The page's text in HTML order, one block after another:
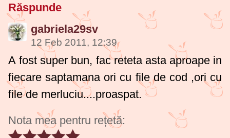
Răspunde
gabriela29sv
12 Feb 2011, 12:39
A fost super bun, fac reteta asta aproape in
fiecare saptamana ori cu file de cod ,ori cu
file de merluciu....proaspat.
Nota mea pentru rețetă: